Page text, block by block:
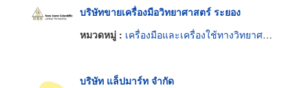
บริษัทขายเครื่องมือวิทยาศาสตร์ ระยอง
หมวดหมู่ : เครื่องมือและเครื่องใช้ทางวิทยาศาสตร์
บริษัท แล็ปมาร์ท จำกัด